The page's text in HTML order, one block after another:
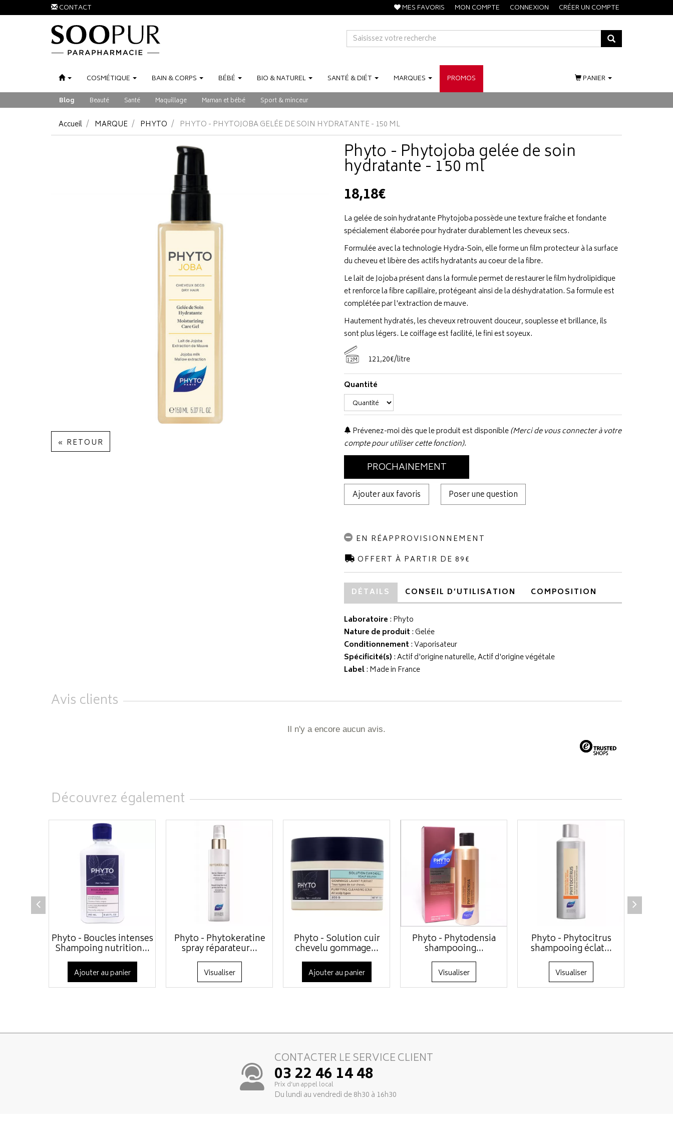
CONTACT MES FAVORIS MON COMPTE CONNEXION CRÉER UN COMPTE
COSMÉTIQUE BAIN &CORPS BÉBÉ BIO &NATUREL SANTÉ &DIÉT MARQUES PROMOS
Blog Beauté Santé Maquillage Maman et bébé Sport & minceur
PANIER
Accueil MARQUE PHYTO PHYTO - PHYTOJOBA GELÉE DE SOIN HYDRATANTE - 150 ML
« RETOUR
Phyto - Phytojoba gelée de soin
hydratante - 150 ml
18,18€
La gelée de soin hydratante Phytojoba possède une texture fraîche et fondante
spécialement élaborée pour hydrater durablement les cheveux secs.
Formulée avec la technologie Hydra-Soin, elle forme un film protecteur à la surface
du cheveu et libère des actifs hydratants au coeur de la fibre.
Le lait de Jojoba présent dans la formule permet de restaurer le film hydrolipidique
et renforce la fibre capillaire, protégeant ainsi de la déshydratation. Sa formule est
complétée par l'extraction de mauve.
Hautement hydratés, les cheveux retrouvent douceur, souplesse et brillance, ils
sont plus légers. Le coiffage est facilité, le fini est soyeux.
12M 121,20€/litre
Quantité
Prévenez-moi dès que le produit est disponible(Merci de vous connecter à votre
compte pour utiliser cette fonction).
PROCHAINEMENT
Ajouter aux favoris Poser une question
EN RÉAPPROVISIONNEMENT
OFFERT À PARTIR DE 89€
DÉTAILS CONSEIL D’UTILISATION COMPOSITION
Laboratoire : Phyto
Nature de produit : Gelée
Conditionnement : Vaporisateur
Spécificité(s) : Actif d'origine naturelle, Actif d'origine végétale
Label: Made in France
Avis clients
Il n'y a encore aucun avis.
Découvrez également
Phyto - Boucles intenses
Shampoing nutrition...
Ajouter au panier
Phyto - Phytokeratine
spray réparateur...
Visualiser
Phyto - Solution cuir
chevelu gommage...
Ajouter au panier
Phyto - Phytodensia
shampooing...
Visualiser
Phyto - Phytocitrus
shampooing éclat...
Visualiser
CONTACTER LE SERVICE CLIENT
03 22 46 14 48
Prix d’un appel local
Du lundi au vendredi de 8h30 à 16h30